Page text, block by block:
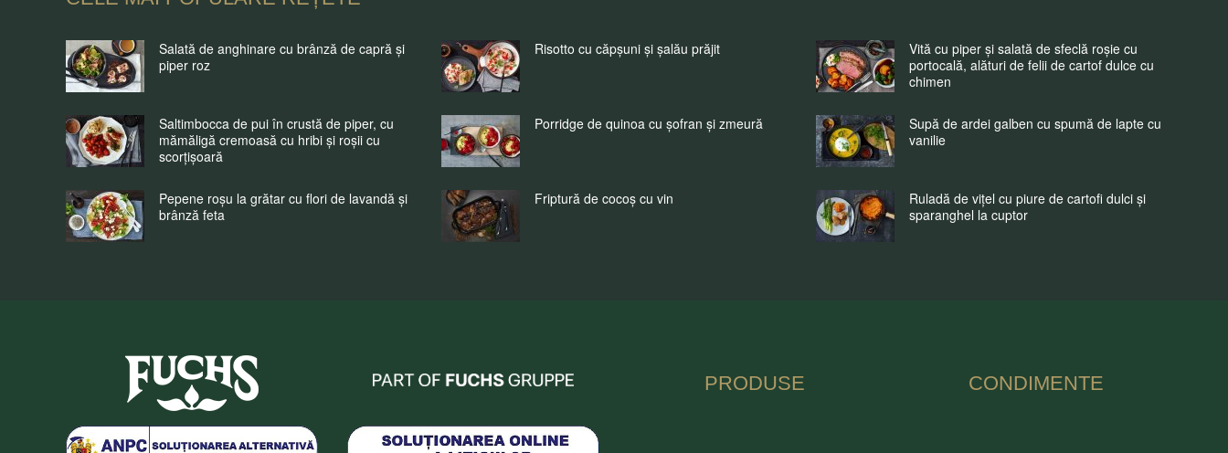
Salată de anghinare cu brânză de capră și
piper roz
Risotto cu căpșuni și șalău prăjit
Vită cu piper și salată de sfeclă roșie cu
portocală, alături de felii de cartof dulce cu
chimen
Saltimbocca de pui în crustă de piper, cu
mămăligă cremoasă cu hribi și roșii cu
scorțișoară
Porridge de quinoa cu șofran și zmeură
Supă de ardei galben cu spumă de lapte cu
vanilie
Pepene roșu la grătar cu flori de lavandă și
brânză feta
Friptură de cocoș cu vin
Ruladă de vițel cu piure de cartofi dulci și
sparanghel la cuptor
PRODUSE CONDIMENTE